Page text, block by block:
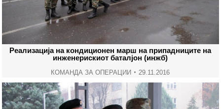
Реализација на кондиционен марш на припадниците на
инженерискиот баталјон (инжб)
КОМАНДА ЗА ОПЕРАЦИИ 29.11.2016